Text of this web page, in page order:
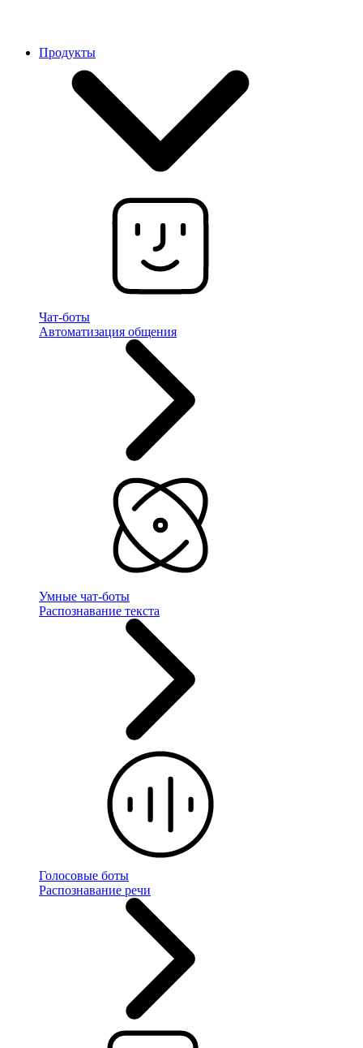
Продукты
Чат-боты
Автоматизация общения
Умные чат-боты
Распознавание текста
Голосовые боты
Распознавание речи